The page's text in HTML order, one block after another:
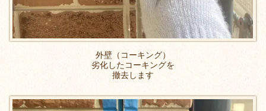
外壁（コーキング）
劣化したコーキングを
撤去します